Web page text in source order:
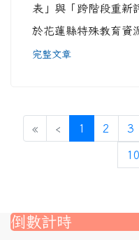
表」與「跨階段重新
於花蓮縣特殊教育資
完整文章
« ‹ 1 (目前頁次)
2 3
10
倒數計時